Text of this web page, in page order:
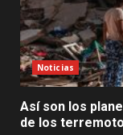
Noticias
Así son los
de los